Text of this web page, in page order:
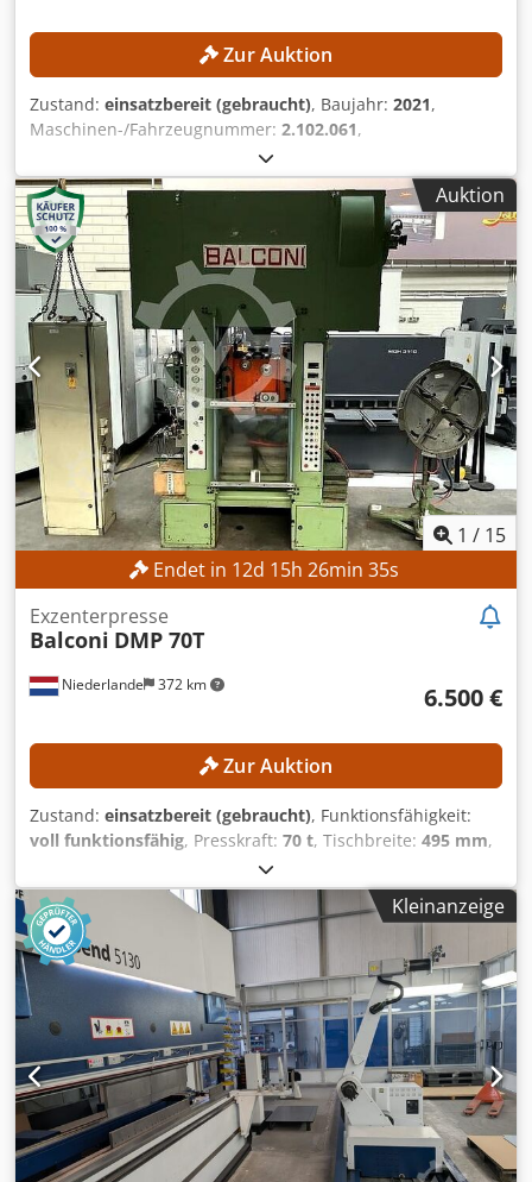
Zur Auktion
Zustand: einsatzbereit (gebraucht), Baujahr: 2021,
Maschinen-/Fahrzeugnummer: 2.102.061,
voll funktionsfähig
Hub:210 mm, Ausladung:410 mm, Steuerungsmodell:
Cybelec CybTouch 8W
, Arbeitsbreite:3.100 mm,
TECHNISCHE DETAILS Presskraft: 135 t Max. Arbeitsbreite:
3.100 mm Ständerabstand: 2.500 mm Ausladung: 410 mm
Hinteranschlagtiefe: 750 mm Max. Hub: 210 mm Anzahl
Achsen: 4 (Y1, Y2, X, R) Chedpfx Afszrmu Noija
MASCHINEN-DETAILS Steuerung: Cybelec CybTouch 8W
Leistung: 11 kW Werkzeughaltertyp: European-Style
Stempelhalter: Standard Abmessungen & Gewicht
Abmessungen (L x B x H): 3.720 × 2.300 × 2.750 mm
Transportgewicht: 7.700 kg Transportpakete: 1
AUSSTATTUNG Werkzeuge CE-Kennzeichnung
Dokumentation
Auktion
1 / 15
Endet in 12d 15h 26min 33s
Niederlande 372 km
Exzenterpresse
Balconi DMP 70T
6.500 €
Zur Auktion
Zustand: einsatzbereit (gebraucht), Funktionsfähigkeit:
voll funktionsfähig, Presskraft: 70 t, Tischbreite: 495 mm,
, TECHNISCHE DETAILS Presskraft: 70 t
Hub, min.: 10 mm Hub, max.: 90 mm Chodpfxezrmm So
Afioa Tischlänge: 650 mm Tischbreite: 495 mm
Ständerbreite: 400 mm MASCHINEN-DETAILS Ansteuerung:
CNC Abmessungen & Gewicht Abmessungen (L x B x H):
2.650 x 1.600 x 3.350 mm Leergewicht: 9.000 kg
Transportpakete: 4 Stk. AUSSTATTUNG Dokumentation
Kleinanzeige